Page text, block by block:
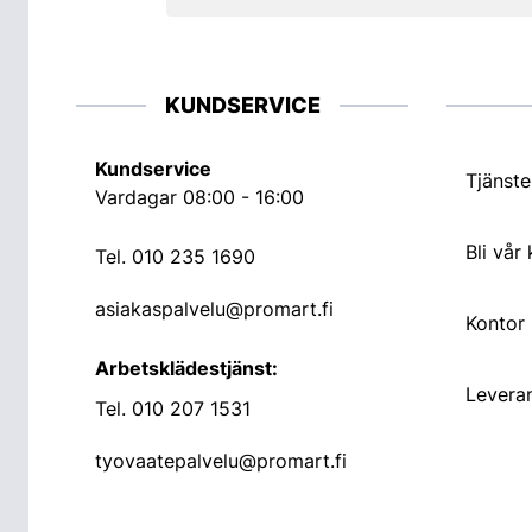
KUNDSERVICE
Kundservice
Vardagar 08:00 - 16:00
Tel. 010 235 1690
asiakaspalvelu@promart.fi
Arbetsklädestjänst:
Tel. 010 207 1531
tyovaatepalvelu@promart.fi
Bli vår
Kontor